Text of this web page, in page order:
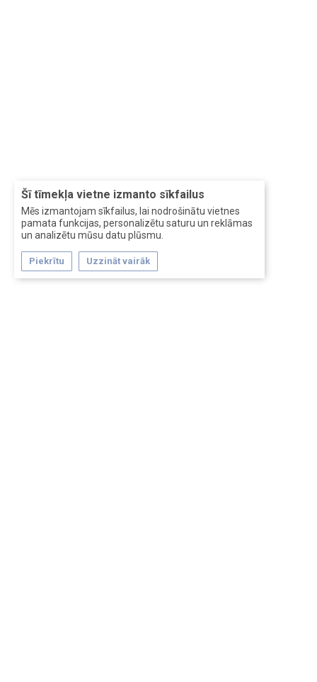
Šī tīmekļa vietne izmanto sīkfailus
Mēs izmantojam sīkfailus, lai nodrošinātu vietnes
pamata funkcijas, personalizētu saturu un reklāmas
un analizētu mūsu datu plūsmu.
Piekrītu Uzzināt vairāk